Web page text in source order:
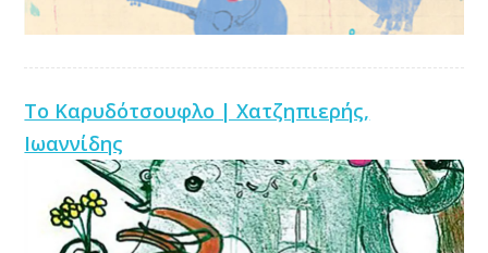
Το Καρυδότσουφλο | Χατζηπιερής,
Ιωαννίδης